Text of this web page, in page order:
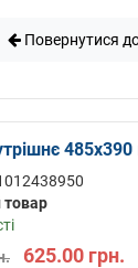
Повернутися
товар
625.00 грн.